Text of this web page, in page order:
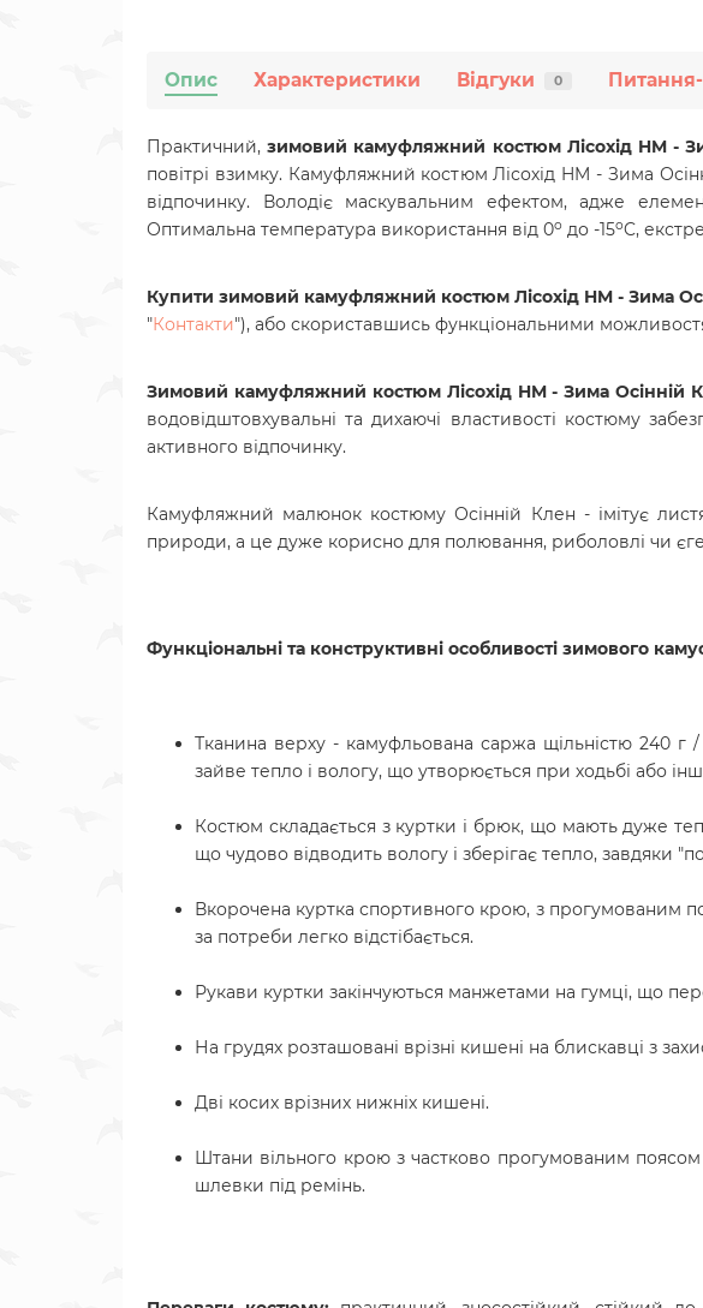
Опис Характеристики Відгуки 0 Питання-
Практичний,зимовий камуфляжний костюм Лісохід HM -
повітрі взимку. Камуфляжний костюм Лісохід HM - Зима
відпочинку. Володіє маскувальним ефектом, адже
Оптимальна температура використання від 0о до -15оC,
Купити зимовий камуфляжний костюм Лісохід HM - Зима
"Контакти"), або скориставшись функціональними
Зимовий камуфляжний костюм Лісохід HM - Зима Осінній
водовідштовхувальні та дихаючі властивості костюму
активного відпочинку.
Камуфляжний малюнок костюму Осінній Клен - імітує
природи, а це дуже корисно для полювання, риболовлі чи
Функціональні та конструктивні особливості зимового
Тканина верху - камуфльована саржа щільністю 240 г /
зайве тепло і вологу, що утворюється при ходьбі або
Костюм складається з куртки і брюк, що мають дуже
що чудово відводить вологу і зберігає тепло,
Вкорочена куртка спортивного крою, з прогумованим
за потреби легко відстібається.
Рукави куртки закінчуються манжетами на гумці, що
На грудях розташовані врізні кишені на блискавці з
Дві косих врізних нижніх кишені.
Штани вільного крою з частково прогумованим
шлевки під ремінь.